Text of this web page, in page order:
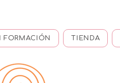
FORMACIÓN TIENDA